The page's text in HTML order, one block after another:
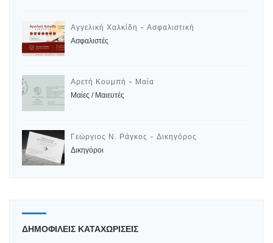
Αγγελική Χαλκίδη - Ασφαλιστική
Ασφαλιστές
Αρετή Κουμπή - Μαία
Μαίες / Μαιευτές
Γεώργιος Ν. Ράγκος - Δικηγόρος
Δικηγόροι
ΔΗΜΟΦΙΛΕΙΣ ΚΑΤΑΧΩΡΙΣΕΙΣ